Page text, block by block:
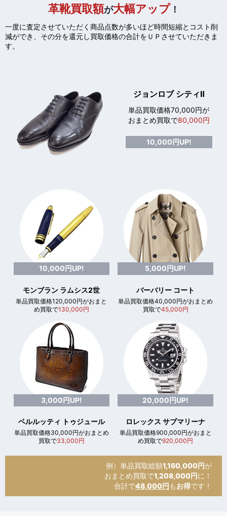
革靴買取額が大幅アップ！
一度に査定させていただく商品点数が多いほど時間短縮とコスト削
減ができ、 その分を還元し買取価格の合計をＵＰさせていただきま
す。
ジョンロブ シティⅡ
単品買取価格70,000円が
おまとめ買取で80,000円
10,000円UP!
10,000円UP!
モンブラン ラムシス2世
単品買取価格120,000円がおまと
め買取で130,000円
5,000円UP!
バーバリー コート
単品買取価格40,000円がおまとめ
買取で45,000円
3,000円UP!
ベルルッティ トゥジュール
単品買取価格30,000円がおまとめ
買取で33,000円
20,000円UP!
ロレックス サブマリーナ
単品買取価格900,000円がおまと
め買取で920,000円
例）単品買取総額1,160,000円が
おまとめ買取で1,208,000円に！
合計で48,000円 もお得です！